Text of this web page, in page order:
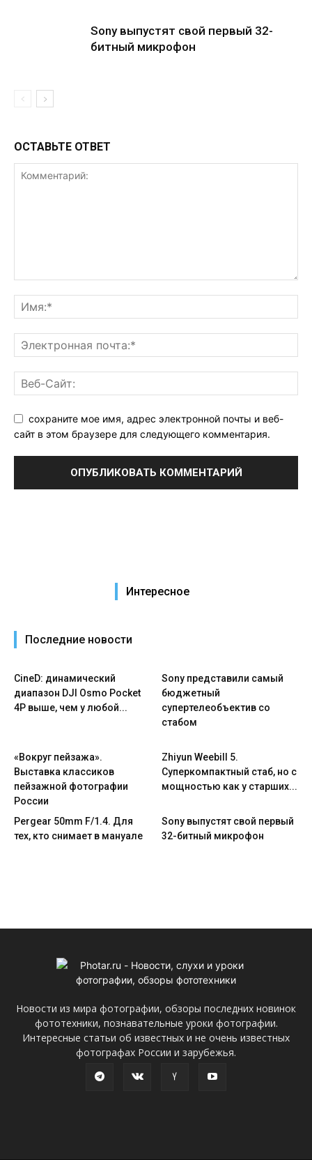
Sony выпустят свой первый 32-
битный микрофон
ОСТАВЬТЕ ОТВЕТ
сохраните мое имя, адрес электронной почты и веб-
сайт в этом браузере для следующего комментария.
Интересное
Последние новости
CineD: динамический
диапазон DJI Osmo Pocket
4P выше, чем у любой...
Sony представили самый
бюджетный
супертелеобъектив со
стабом
«Вокруг пейзажа».
Выставка классиков
пейзажной фотографии
России
Zhiyun Weebill 5.
Cуперкомпактный стаб, но с
мощностью как у старших...
Pergear 50mm F/1.4. Для
тех, кто снимает в мануале
Sony выпустят свой первый
32-битный микрофон
Новости из мира фотографии, обзоры последних новинок
фототехники, познавательные уроки фотографии.
Интересные статьи об известных и не очень известных
фотографах России и зарубежья.